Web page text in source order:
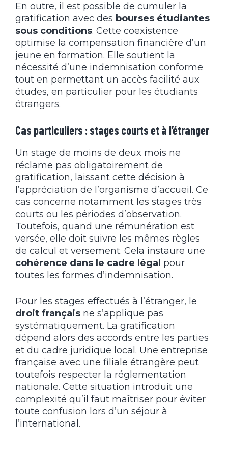
En outre, il est possible de cumuler la
gratification avec des bourses étudiantes
sous conditions. Cette coexistence
optimise la compensation financière d’un
jeune en formation. Elle soutient la
nécessité d’une indemnisation conforme
tout en permettant un accès facilité aux
études, en particulier pour les étudiants
étrangers.
Cas particuliers : stages courts et à l’étranger
Un stage de moins de deux mois ne
réclame pas obligatoirement de
gratification, laissant cette décision à
l’appréciation de l’organisme d’accueil. Ce
cas concerne notamment les stages très
courts ou les périodes d’observation.
Toutefois, quand une rémunération est
versée, elle doit suivre les mêmes règles
de calcul et versement. Cela instaure une
cohérence dans le cadre légal pour
toutes les formes d’indemnisation.
Pour les stages effectués à l’étranger, le
droit français ne s’applique pas
systématiquement. La gratification
dépend alors des accords entre les parties
et du cadre juridique local. Une entreprise
française avec une filiale étrangère peut
toutefois respecter la réglementation
nationale. Cette situation introduit une
complexité qu’il faut maîtriser pour éviter
toute confusion lors d’un séjour à
l’international.